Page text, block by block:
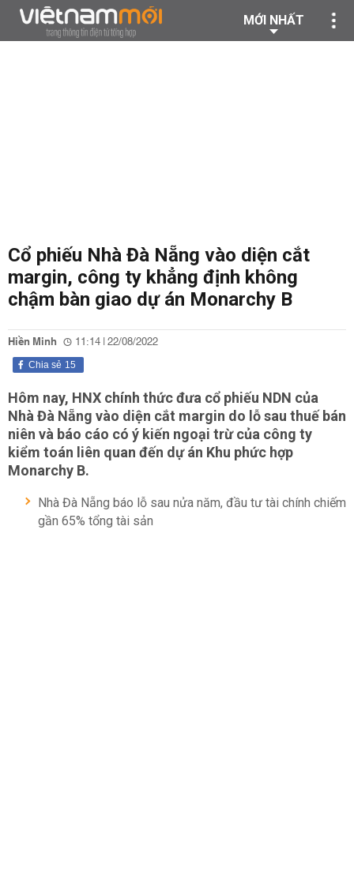
MỚI NHẤT
Cổ phiếu Nhà Đà Nẵng vào diện cắt
margin, công ty khẳng định không
chậm bàn giao dự án Monarchy B
Hiền Minh 11:14 | 22/08/2022
15
Chia sẻ
Hôm nay, HNX chính thức đưa cổ phiếu NDN của
Nhà Đà Nẵng vào diện cắt margin do lỗ sau thuế bán
niên và báo cáo có ý kiến ngoại trừ của công ty
kiểm toán liên quan đến dự án Khu phức hợp
Monarchy B.
Nhà Đà Nẵng báo lỗ sau nửa năm, đầu tư tài chính chiếm
gần 65% tổng tài sản